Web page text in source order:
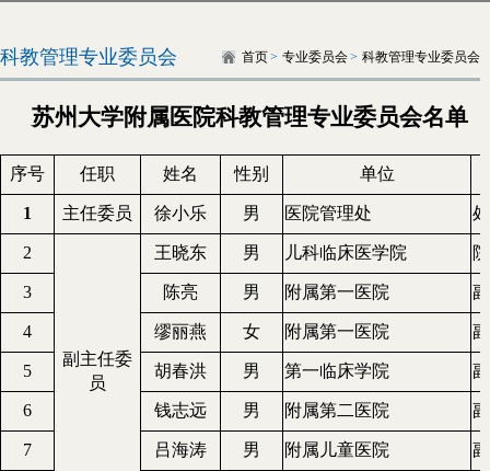
科教管理专业委员会 首页> 专业委员会> 科教管理专业委员会
苏州大学附属医院科教管理专业委员会名单
序号 任职 姓名 性别 单位
1 主任委员 徐小乐 男 医院管理处
2
副主任委
员
王晓东 男 儿科临床医学院
3 陈亮 男 附属第一医院
4 缪丽燕 女 附属第一医院
5 胡春洪 男 第一临床学院
6 钱志远 男 附属第二医院
7 吕海涛 男 附属儿童医院